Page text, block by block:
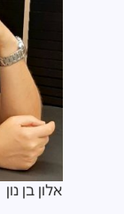
אלון בן נון